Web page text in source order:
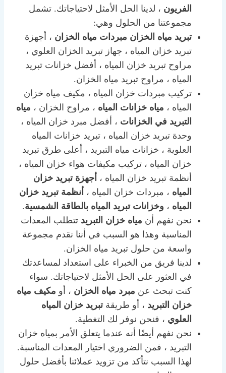
الفريون ، لدينا الحل الأمثل لاحتياجاتك. تشمل
مجموعتنا من الحلول وهي:
تبريد مياه الخزان مبردات مياه الخزان ، أجهزة
تبريد خزان المياه ، جهاز تبريد الخزان العلوي ،
مراوح تبريد خزان المياه ، أفضل خزانات تبريد
المياه ، مراوح تبريد مياه الخزان.
تركيب مبردات خزان المياه ، مكيف مياه خزان
المياه ، مياه خزانات المياه ، مراوح الخزان ، مياه
التبريد في الخزانات ، أفضل مبرد خزان المياه ،
وحدة تبريد خزان المياه ، تبريد خزانات المياه
العلوية ، خزانات مياه التبريد ، أعلى طرق تبريد
خزان المياه ، تركيب مكيفات هواء خزان المياه ،
أنظمة تبريد خزان المياه ، أجهزة تبريد خزان
المياه ، مبردات خزان المياه ، أنظمة تبريد خزان
المياه ، وخزانات تبريد المياه بالطاقة الشمسية.
نحن نفهم أن مياه خزان التبريد تتطلب المعدات
المناسبة وهذا هو السبب في أننا نقدم مجموعة
واسعة من حلول تبريد مياه الخزان.
لدينا فريق من الخبراء على استعداد لمساعدتك
في العثور على الحل الأمثل لاحتياجاتك. سواء
كنت تبحث عن مبرد مياه الخزان ، أو مكيف مياه
خزان التبريد ، أو طريقةتبريد خزان المياه
العلوي ، فنحن نوفر لك التغطية.
نحن نفهم أيضًا أنه عندما يتعلق الأمر بمياه خزان
التبريد ، فمن الضروري اختيار المعدات المناسبة.
لهذا السبب نتأكد من تزويد عملائنا بأفضل حلول